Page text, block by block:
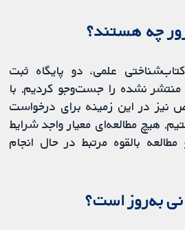
چه هستند؟
کتاب‌شناختی علمی، دو پایگاه ثبت
منتشر نشده را جست‌وجو کردیم. با
نیز در این زمینه برای درخواست
هیچ مطالعه‌ای معیار واجد شرایط
بالقوه مرتبط در حال انجام
به‌روز است؟